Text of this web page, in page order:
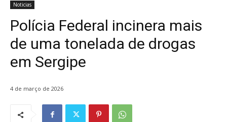
Noticias
Polícia Federal incinera mais
de uma tonelada de drogas
em Sergipe
4 de março de 2026